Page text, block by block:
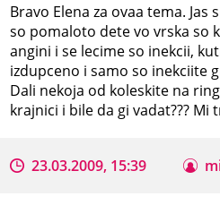
Bravo Elena za ovaa tema.
so pomaloto dete vo vrska so
angini i se lecime so inekcii,
izdupceno i samo so inekciite
Dali nekoja od koleskite na
krajnici i bile da gi vadat??? Mi
23.03.2009, 15:39